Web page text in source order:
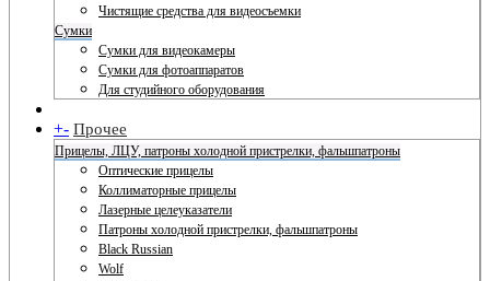
Чистящие средства для видеосъемки
Сумки
Сумки для видеокамеры
Сумки для фотоаппаратов
Для студийного оборудования
+- Прочее
Прицелы, ЛЦУ, патроны холодной пристрелки, фальшпатроны
Оптические прицелы
Коллиматорные прицелы
Лазерные целеуказатели
Патроны холодной пристрелки, фальшпатроны
Black Russian
Wolf